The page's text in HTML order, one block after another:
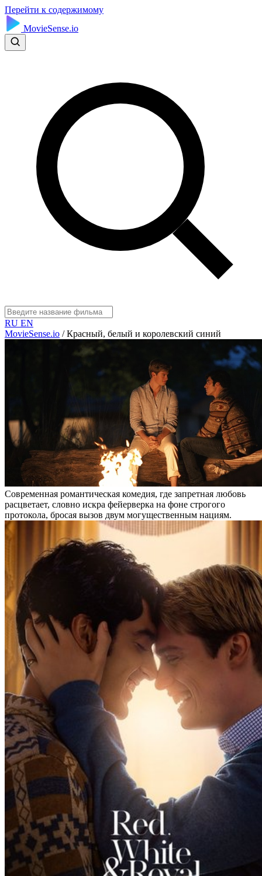
Перейти к содержимому
MovieSense.io
RU EN
MovieSense.io / Красный, белый и королевский синий
Современная романтическая комедия, где запретная любовь
расцветает, словно искра фейерверка на фоне строгого
протокола, бросая вызов двум могущественным нациям.